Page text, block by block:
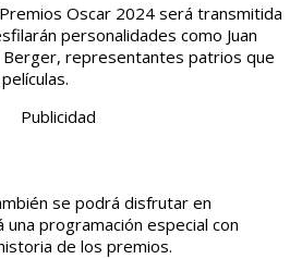
Oscar 2024 será transmitida
personalidades como Juan
Berger, representantes patrios que
Publicidad
se podrá disfrutar en
programación especial con
de los premios.